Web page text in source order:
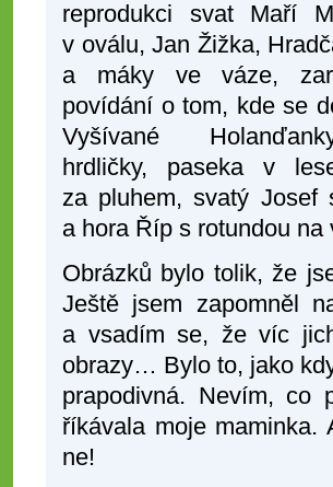
reprodukci svat Maří
v oválu, Jan Žižka,
a máky ve váze,
povídání o tom, kde se
Vyšívané
hrdličky, paseka v
za pluhem, svatý Josef
a hora Říp s rotundou na
Obrázků bylo tolik, že
Ještě jsem zapomněl
a vsadím se, že víc
obrazy… Bylo to, jako
prapodivná. Nevím,
říkávala moje maminka.
ne!